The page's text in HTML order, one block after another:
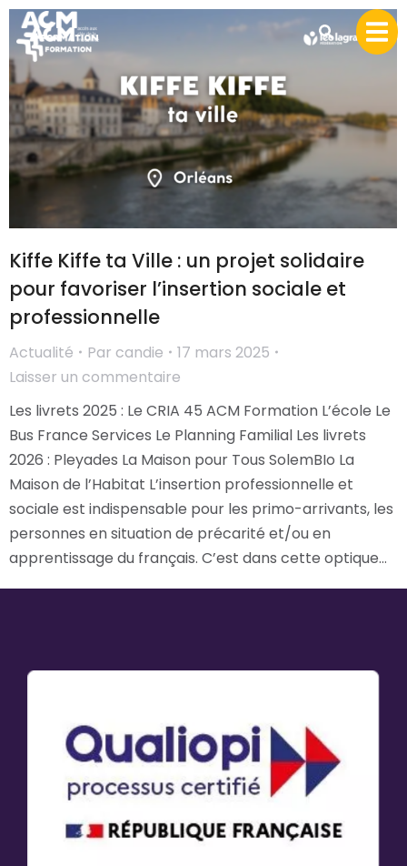
Kiffe Kiffe ta Ville : un projet solidaire
pour favoriser l’insertion sociale et
professionnelle
Actualité Par candie
17 mars 2025
Laisser un commentaire
Les livrets 2025 : Le CRIA 45 ACM Formation L’école Le
Bus France Services Le Planning Familial Les livrets
2026 : Pleyades La Maison pour Tous SolemBIo La
Maison de l’Habitat L’insertion professionnelle et
sociale est indispensable pour les primo-arrivants, les
personnes en situation de précarité et/ou en
apprentissage du français. C’est dans cette optique…